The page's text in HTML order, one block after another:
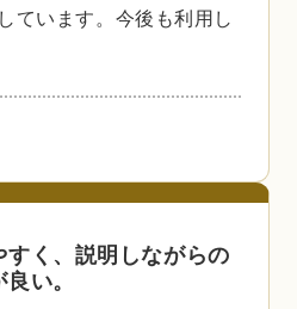
ています。今後も利用し
すく、説明しながらの
い。